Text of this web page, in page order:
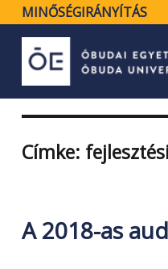
MINŐSÉGIRÁNYÍTÁS
Címke:
A 2018-as